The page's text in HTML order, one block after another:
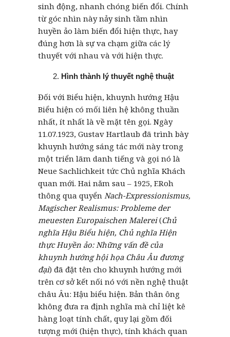
sinh động, nhanh chóng biến đổi. Chính
từ góc nhìn này nảy sinh tầm nhìn
huyền ảo làm biến đổi hiện thực, hay
đúng hơn là sự va chạm giữa các lý
thuyết với nhau và với hiện thực.
Hình thành lý thuyết nghệ thuật
Đối với Biểu hiện, khuynh hướng Hậu
Biểu hiện có mối liên hệ không thuần
nhất, ít nhất là về mặt tên gọi. Ngày
11.07.1923, Gustav Hartlaub đã trình bày
khuynh hướng sáng tác mới này trong
một triển lãm danh tiếng và gọi nó là
Neue Sachlichkeit tức Chủ nghĩa Khách
quan mới. Hai năm sau – 1925, F.Roh
thông qua quyển Nach-Expressionismus,
Magischer Realismus: Probleme der
meuesten Europaischen Malerei(Chủ
nghĩa Hậu Biểu hiện, Chủ nghĩa Hiện
thực Huyền ảo: Những vấn đề của
khuynh hướng hội họa Châu Âu đương
đại) đã đặt tên cho khuynh hướng mới
trên cơ sở kết nối nó với nền nghệ thuật
châu Âu: Hậu biểu hiện. Bản thân ông
không đưa ra định nghĩa mà chỉ liệt kê
hàng loạt tính chất, quy lại gồm đối
tượng mới (hiện thực), tính khách quan